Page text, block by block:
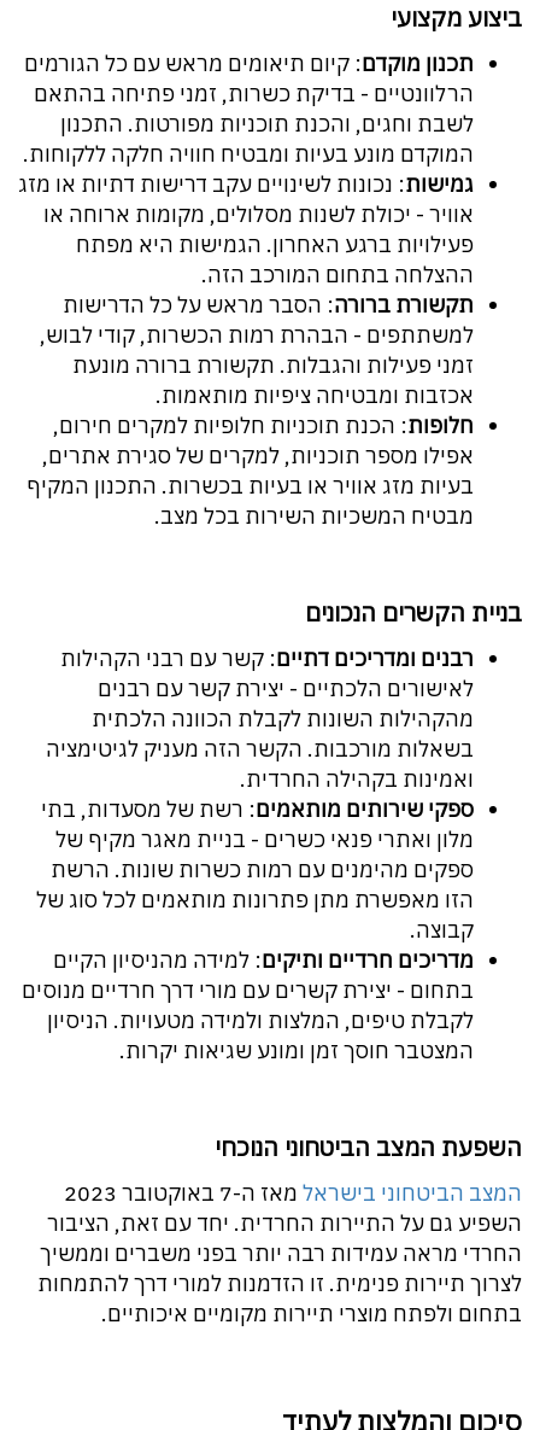
ביצוע מקצועי
תכנון מוקדם: קיום תיאומים מראש עם כל הגורמים
הרלוונטיים - בדיקת כשרות, זמני פתיחה בהתאם
לשבת וחגים, והכנת תוכניות מפורטות. התכנון
המוקדם מונע בעיות ומבטיח חוויה חלקה ללקוחות.
גמישות: נכונות לשינויים עקב דרישות דתיות או מזג
אוויר - יכולת לשנות מסלולים, מקומות ארוחה או
פעילויות ברגע האחרון. הגמישות היא מפתח
ההצלחה בתחום המורכב הזה.
תקשורת ברורה: הסבר מראש על כל הדרישות
למשתתפים - הבהרת רמות הכשרות, קודי לבוש,
זמני פעילות והגבלות. תקשורת ברורה מונעת
אכזבות ומבטיחה ציפיות מותאמות.
חלופות: הכנת תוכניות חלופיות למקרים חירום,
אפילו מספר תוכניות, למקרים של סגירת אתרים,
בעיות מזג אוויר או בעיות בכשרות. התכנון המקיף
מבטיח המשכיות השירות בכל מצב.
בניית הקשרים הנכונים
רבנים ומדריכים דתיים: קשר עם רבני הקהילות
לאישורים הלכתיים - יצירת קשר עם רבנים
מהקהילות השונות לקבלת הכוונה הלכתית
בשאלות מורכבות. הקשר הזה מעניק לגיטימציה
ואמינות בקהילה החרדית.
ספקי שירותים מותאמים: רשת של מסעדות, בתי
מלון ואתרי פנאי כשרים - בניית מאגר מקיף של
ספקים מהימנים עם רמות כשרות שונות. הרשת
הזו מאפשרת מתן פתרונות מותאמים לכל סוג של
קבוצה.
מדריכים חרדיים ותיקים: למידה מהניסיון הקיים
בתחום - יצירת קשרים עם מורי דרך חרדיים מנוסים
לקבלת טיפים, המלצות ולמידה מטעויות. הניסיון
המצטבר חוסך זמן ומונע שגיאות יקרות.
השפעת המצב הביטחוני הנוכחי
המצב הביטחוני בישראל
מאז ה-7 באוקטובר 2023
השפיע גם על התיירות החרדית. יחד עם זאת, הציבור
החרדי מראה עמידות רבה יותר בפני משברים וממשיך
לצרוך תיירות פנימית. זו הזדמנות למורי דרך להתמחות
בתחום ולפתח מוצרי תיירות מקומיים איכותיים.
סיכום והמלצות לעתיד